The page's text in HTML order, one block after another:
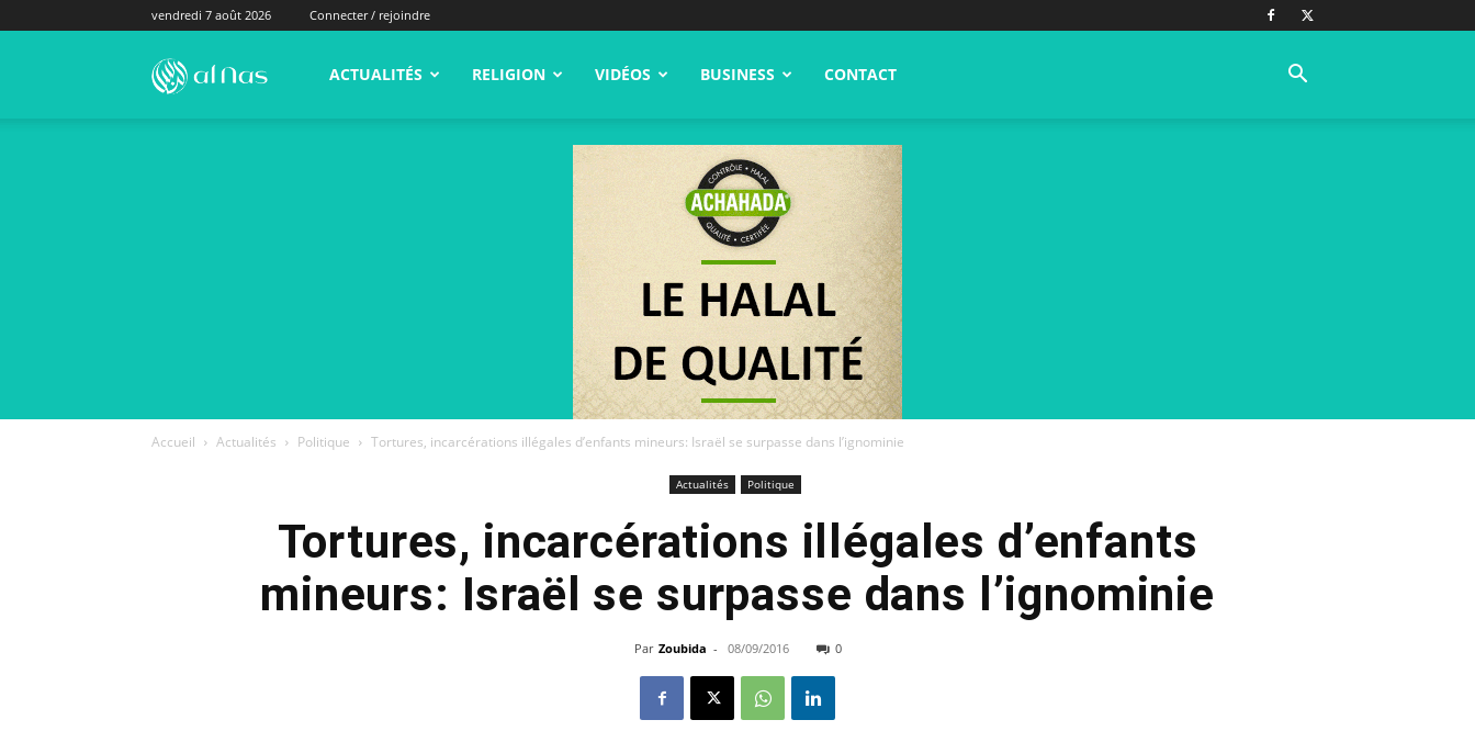
vendredi 7 août 2026 Connecter / rejoindre
alNas.fr ACTUALITÉS RELIGION VIDÉOS BUSINESS CONTACT
Accueil Actualités Politique Tortures, incarcérations illégales d’enfants mineurs: Israël se surpasse dans l’ignominie
Actualités Politique
Tortures, incarcérations illégales d’enfants
mineurs: Israël se surpasse dans l’ignominie
Par Zoubida - 08/09/2016 0